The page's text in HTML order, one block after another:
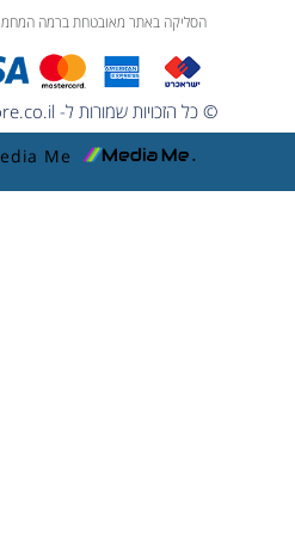
הסליקה באתר מאובטחת ברמה
© כל הזכויות שמורות ל- Hackstore.co.il
Me